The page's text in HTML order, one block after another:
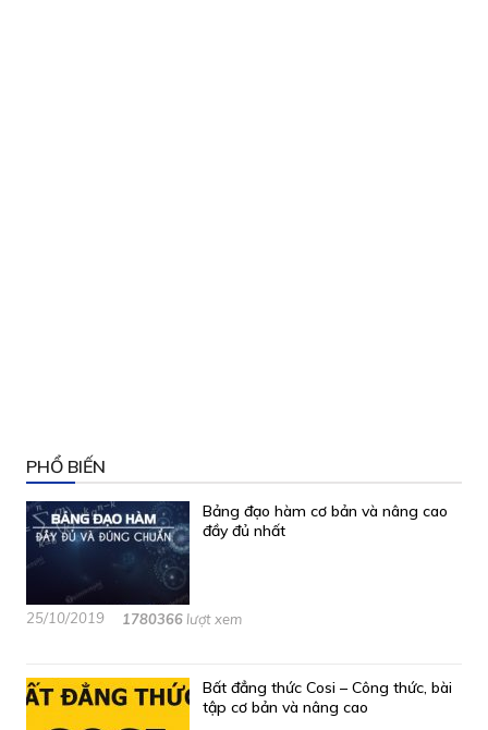
PHỔ BIẾN
Bảng đạo hàm cơ bản và nâng cao
đầy đủ nhất
25/10/2019 1780366 lượt xem
Bất đẳng thức Cosi – Công thức, bài
tập cơ bản và nâng cao